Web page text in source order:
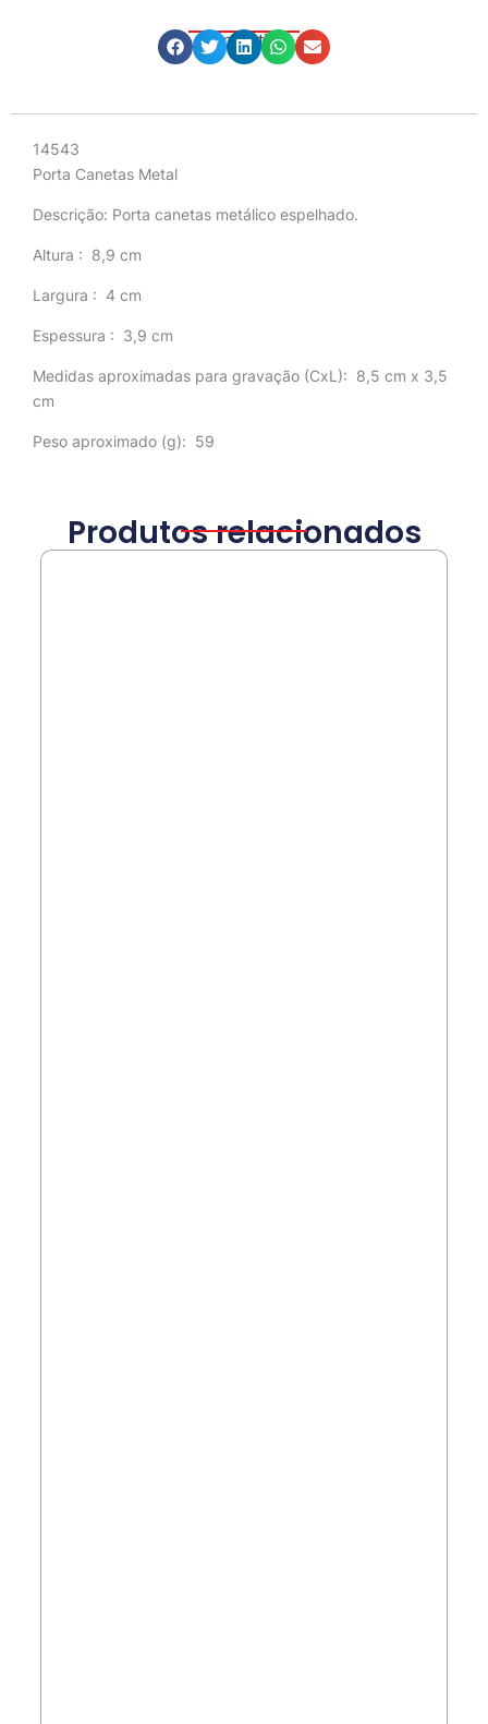
Compartilhe
14543
Porta Canetas Metal
Descrição: Porta canetas metálico espelhado.
Altura : 8,9 cm
Largura : 4 cm
Espessura : 3,9 cm
Medidas aproximadas para gravação (CxL): 8,5 cm x 3,5
cm
Peso aproximado (g): 59
Produtos relacionados